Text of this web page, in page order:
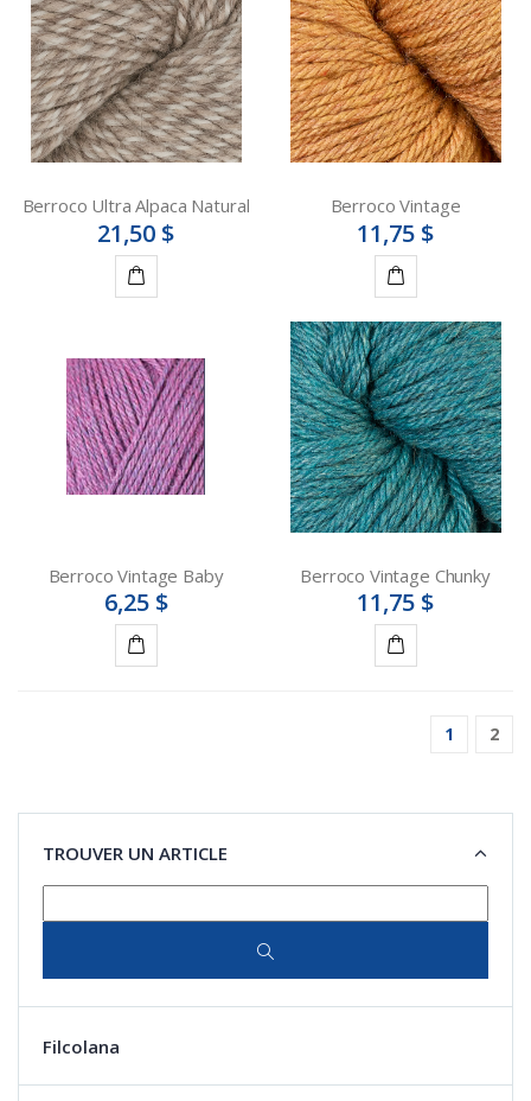
Berroco Ultra Alpaca Natural
21,50 $
Berroco Vintage
11,75 $
Berroco Vintage Baby
6,25 $
Berroco Vintage Chunky
11,75 $
1 2
TROUVER UN ARTICLE
Filcolana